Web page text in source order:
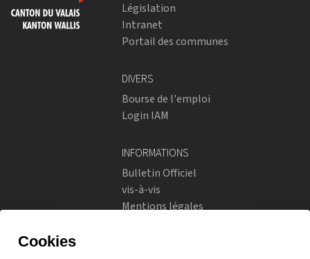
Législation
Intranet
Portail des communes
DIVERS
Bourse de l'emploi
Login IAM
INFORMATIONS
Bulletin Officiel
vis-à-vis
Mentions légales